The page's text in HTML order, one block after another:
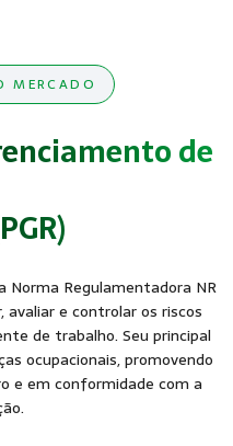
MERCADO
de
Norma Regulamentadora NR
e controlar os riscos
de trabalho. Seu principal
ocupacionais, promovendo
e em conformidade com a